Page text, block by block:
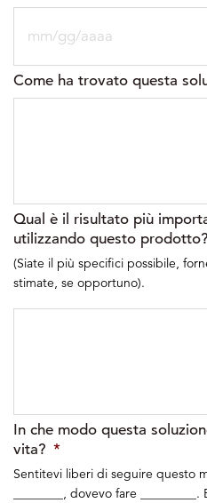
MM
slash
Come ha trovato questa
Qual è il risultato più
utilizzando questo prodotto?
(Siate il più specifici possibile,
stimate, se opportuno).
In che modo questa
vita? *
Sentitevi liberi di seguire questo
________, dovevo fare